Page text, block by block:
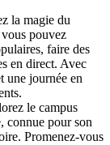
la magie du
pouvez
faire des
en direct. Avec
une journée en
le campus
connue pour son
Promenez-vous